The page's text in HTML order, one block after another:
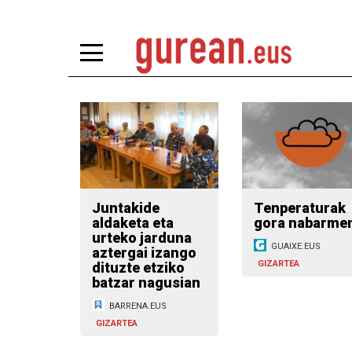
Juntakide
aldaketa eta
urteko jarduna
aztergai izango
dituzte etziko
batzar nagusian
BARRENA.EUS
GIZARTEA
Tenperaturak
gora
GUAIXE.EUS
GIZARTEA